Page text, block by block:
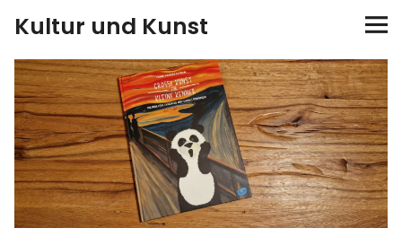
Kultur und Kunst
kultur & kunst
Ausstellungen
Spiele
Konzerte